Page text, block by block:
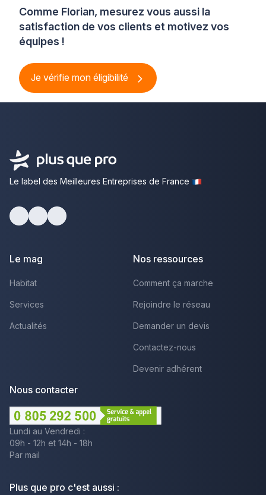
Comme Florian, mesurez vous aussi la
satisfaction de vos clients et motivez vos
équipes !
Je vérifie mon éligibilité
Le label des Meilleures Entreprises de France
Le mag
Habitat
Services
Actualités
Nos ressources
Comment ça marche
Rejoindre le réseau
Demander un devis
Contactez-nous
Devenir adhérent
Nous contacter
Lundi au Vendredi :
09h - 12h et 14h - 18h
Par mail
Plus que pro c'est aussi :